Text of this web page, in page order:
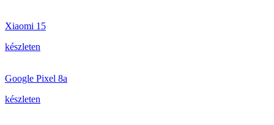
Xiaomi 15
készleten
Google Pixel 8a
készleten